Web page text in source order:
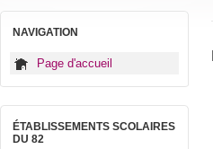
NAVIGATION
Page d'accueil
ÉTABLISSEMENTS SCOLAIRES
DU 82